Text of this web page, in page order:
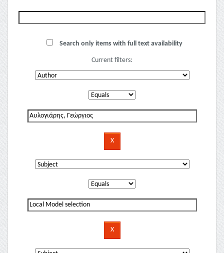
Search only items with full text availability
Current filters: